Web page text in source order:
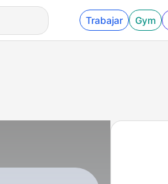
Trabajar Gym